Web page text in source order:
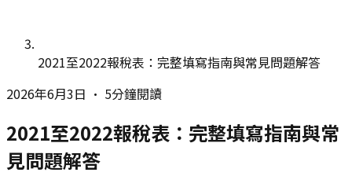
2021至2022報稅表：完整填寫指南與常見問題解答
2026年6月3日 • 5分鐘閱讀
2021至2022報稅表：完整填寫指南與常
見問題解答